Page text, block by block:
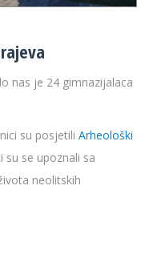
nas je 24 gimnazijalaca
su posjetiliArheološki
su se upoznali sa
neolitskih